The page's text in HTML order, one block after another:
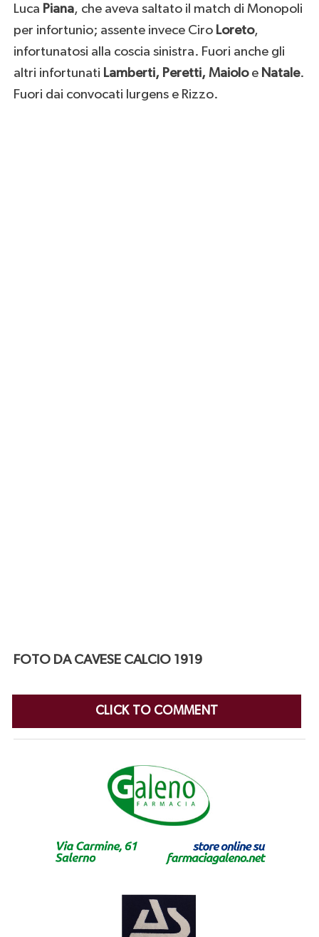
Luca Piana, che aveva saltato il match di Monopoli
per infortunio; assente invece Ciro Loreto,
infortunatosi alla coscia sinistra. Fuori anche gli
altri infortunati Lamberti, Peretti, Maioloe Natale.
Fuori dai convocati Iurgens e Rizzo.
FOTO DA CAVESE CALCIO 1919
CLICK TO COMMENT